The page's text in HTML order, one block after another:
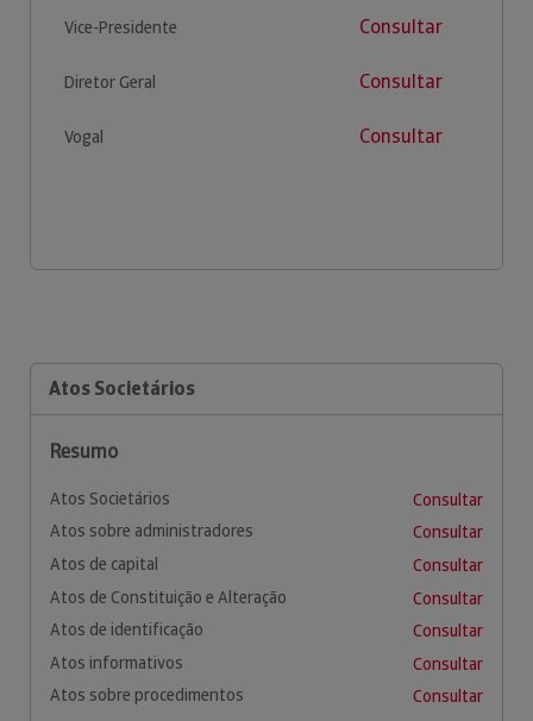
Vice-Presidente Consultar
Diretor Geral Consultar
Vogal Consultar
Atos Societários
Resumo
Atos Societários
Consultar
Atos sobre administradores
Consultar
Atos de capital
Consultar
Atos de Constituição e Alteração
Consultar
Atos de identificação
Consultar
Atos informativos
Consultar
Atos sobre procedimentos
Consultar